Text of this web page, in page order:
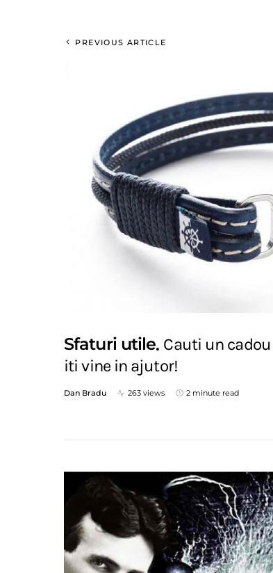
PREVIOUS ARTICLE
Sfaturi utile Cauti un
iti vine in ajutor!
Dan Bradu 263 views 2 minute read